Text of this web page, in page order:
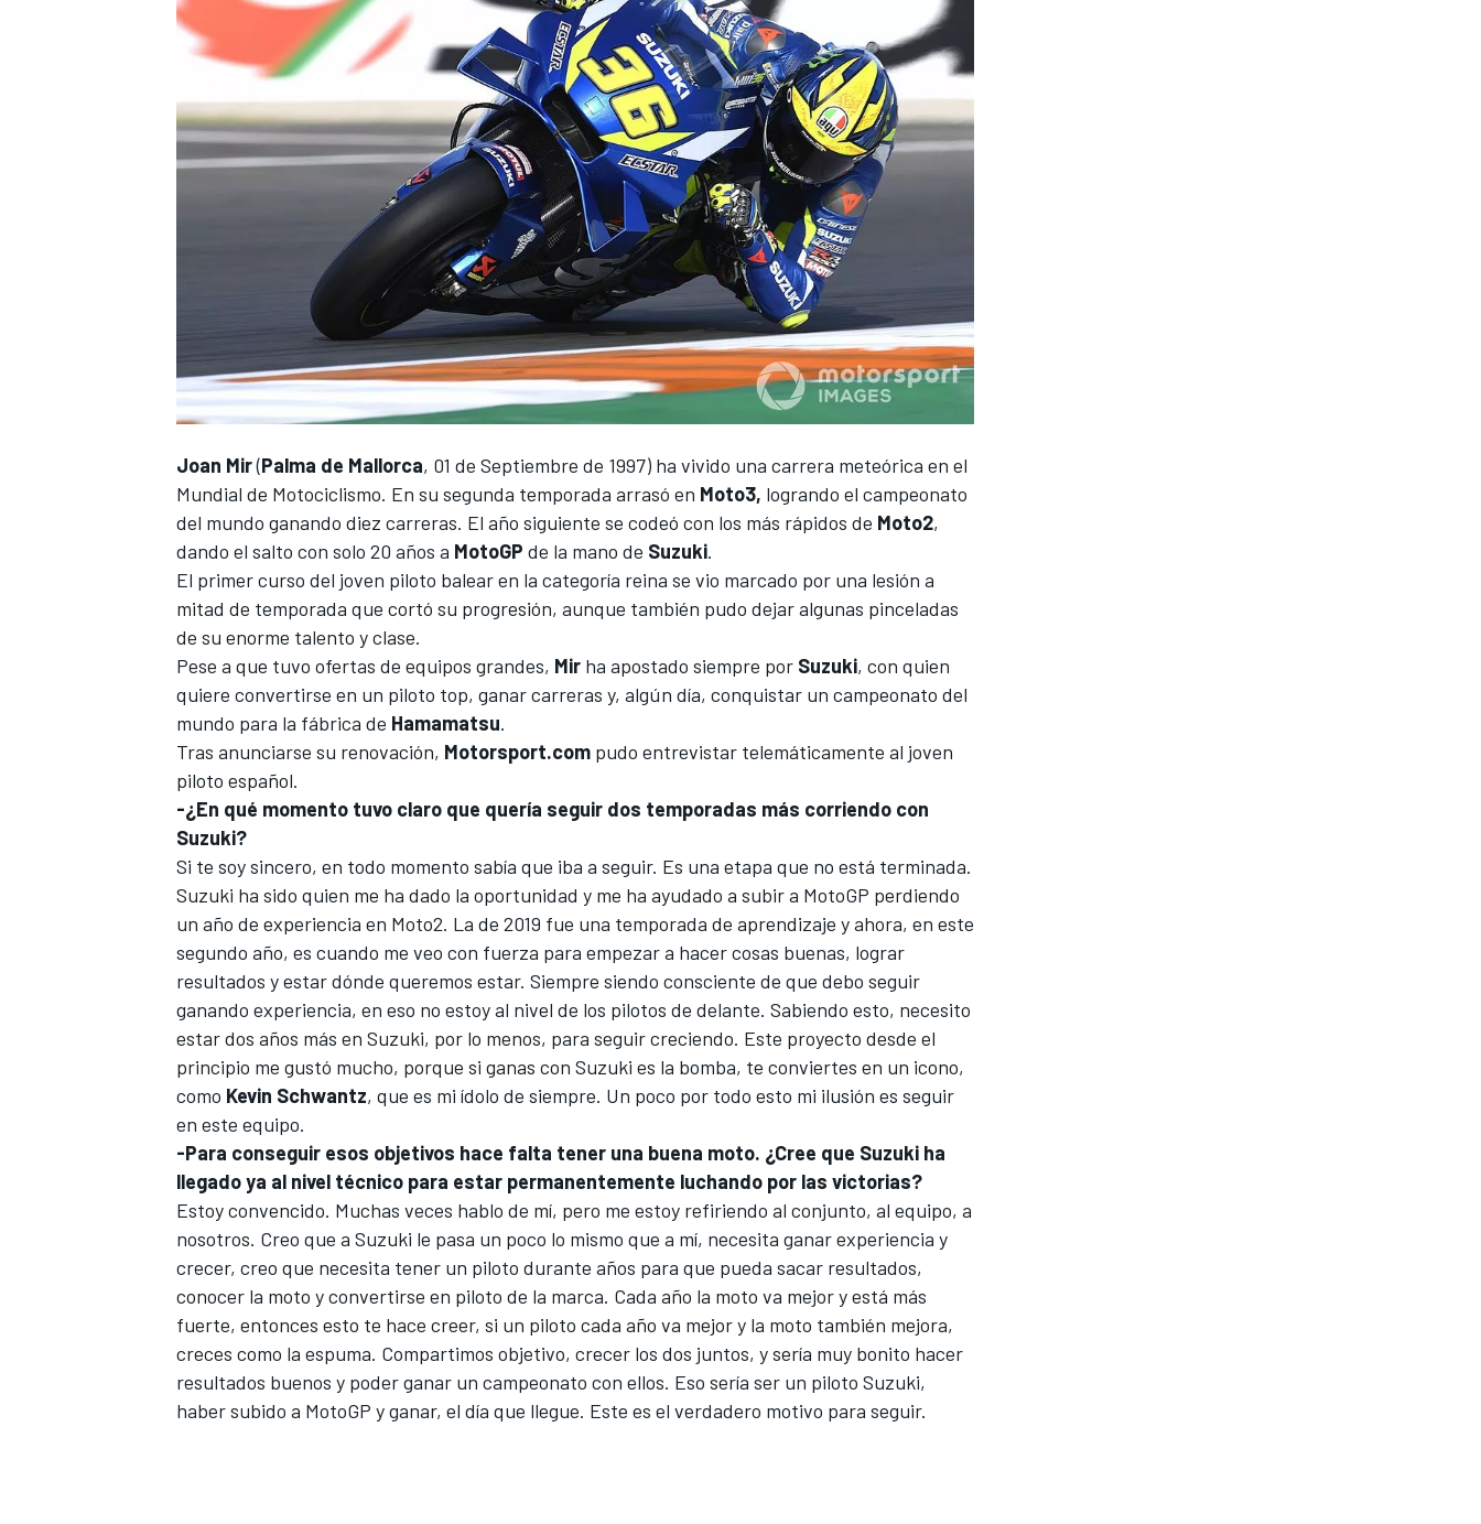
MÁS CATEGORÍAS
Joan Mir(Palma de Mallorca, 01 de Septiembre de 1997) ha vivido una carrera meteórica en el
Mundial de Motociclismo. En su segunda temporada arrasó en Moto3, logrando el campeonato
del mundo ganando diez carreras. El año siguiente se codeó con los más rápidos de Moto2,
dando el salto con solo 20 años a MotoGP de la mano de Suzuki.
El primer curso del joven piloto balear en la categoría reina se vio marcado por una lesión a
mitad de temporada que cortó su progresión, aunque también pudo dejar algunas pinceladas
de su enorme talento y clase.
Pese a que tuvo ofertas de equipos grandes, Mir ha apostado siempre por Suzuki, con quien
quiere convertirse en un piloto top, ganar carreras y, algún día, conquistar un campeonato del
mundo para la fábrica de Hamamatsu.
Tras anunciarse su renovación, Motorsport.com pudo entrevistar telemáticamente al joven
piloto español.
-¿En qué momento tuvo claro que quería seguir dos temporadas más corriendo con
Suzuki?
Si te soy sincero, en todo momento sabía que iba a seguir. Es una etapa que no está terminada.
Suzuki ha sido quien me ha dado la oportunidad y me ha ayudado a subir a MotoGP perdiendo
un año de experiencia en Moto2. La de 2019 fue una temporada de aprendizaje y ahora, en este
segundo año, es cuando me veo con fuerza para empezar a hacer cosas buenas, lograr
resultados y estar dónde queremos estar. Siempre siendo consciente de que debo seguir
ganando experiencia, en eso no estoy al nivel de los pilotos de delante. Sabiendo esto, necesito
estar dos años más en Suzuki, por lo menos, para seguir creciendo. Este proyecto desde el
principio me gustó mucho, porque si ganas con Suzuki es la bomba, te conviertes en un icono,
como Kevin Schwantz, que es mi ídolo de siempre. Un poco por todo esto mi ilusión es seguir
en este equipo.
-Para conseguir esos objetivos hace falta tener una buena moto. ¿Cree que Suzuki ha
llegado ya al nivel técnico para estar permanentemente luchando por las victorias?
Estoy convencido. Muchas veces hablo de mí, pero me estoy refiriendo al conjunto, al equipo, a
nosotros. Creo que a Suzuki le pasa un poco lo mismo que a mí, necesita ganar experiencia y
crecer, creo que necesita tener un piloto durante años para que pueda sacar resultados,
conocer la moto y convertirse en piloto de la marca. Cada año la moto va mejor y está más
fuerte, entonces esto te hace creer, si un piloto cada año va mejor y la moto también mejora,
creces como la espuma. Compartimos objetivo, crecer los dos juntos, y sería muy bonito hacer
resultados buenos y poder ganar un campeonato con ellos. Eso sería ser un piloto Suzuki,
haber subido a MotoGP y ganar, el día que llegue. Este es el verdadero motivo para seguir.